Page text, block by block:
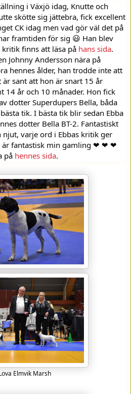
i Växjö idag, Knutte och
skötte sig jättebra, fick excellent
CK idag men vad gör väl det på
framtiden för sig 😃 Han blev
finns att läsa på hans sida.
Johnny Andersson nära på
hennes ålder, han trodde inte att
sant att hon är snart 15 år
14 år och 10 månader. Hon fick
dotter Superdupers Bella, båda
tik. I bästa tik blir sedan Ebba
dotter Bella BT-2. Fantastiskt
varje ord i Ebbas kritik ger
är fantastisk min gamling ❤ ❤ ❤
på hennes sida.
Elmvik Marsh